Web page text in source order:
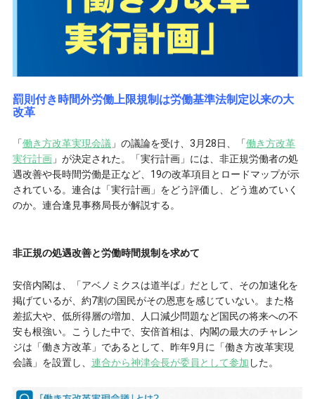
罰則付き時間外労働上限規制は労働基準法制定以来の大
改革
「働き方改革実現会議 」の議論を受け、3月28日、「働き方改革
実行計画」が決定された。「実行計画」には、非正規労働者の処
遇改善や長時間労働是正など、19の改革項目とロードマップが示
されている。連合は「実行計画」をどう評価し、どう進めていく
のか。連合逢見事務局長が解説する。
非正規の処遇改善と労働時間規制を求めて
安倍内閣は、「アベノミクスは道半ば」だとして、その加速化を
掲げているが、約7割の国民がその恩恵を感じていない。また格
差拡大や、低所得層の増加、人口減少問題など国民の将来への不
安も根強い。こうした中で、安倍首相は、内閣の最大のチャレン
ジは「働き方改革」であるとして、昨年9月に「働き方改革実現
会議」を設置し、 連合から神津会長が委員として参加 した。